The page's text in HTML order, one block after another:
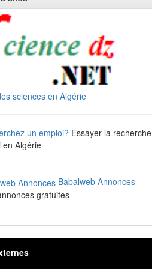
sciences en Algérie
un emploi? Essayer la recherche
en Algérie
Babalweb Annonces
gratuites